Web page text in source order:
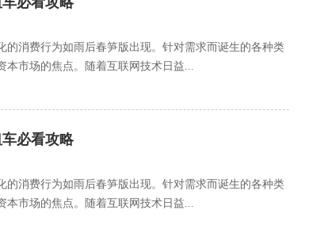
的消费行为如雨后春笋版出现。针对需求而诞生的各种类
本市场的焦点。随着互联网技术日益...
必看攻略
的消费行为如雨后春笋版出现。针对需求而诞生的各种类
本市场的焦点。随着互联网技术日益...